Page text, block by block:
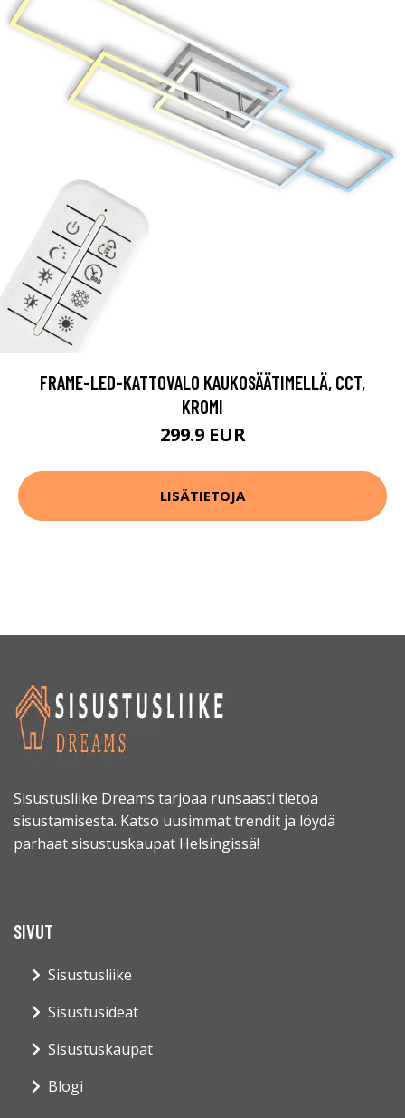
FRAME-LED-KATTOVALO KAUKOSÄÄTIMELLÄ, CCT,
KROMI
299.9 EUR
LISÄTIETOJA
Sisustusliike Dreams tarjoaa runsaasti tietoa
sisustamisesta. Katso uusimmat trendit ja löydä
parhaat sisustuskaupat Helsingissä!
SIVUT
Sisustusliike
Sisustusideat
Sisustuskaupat
Blogi